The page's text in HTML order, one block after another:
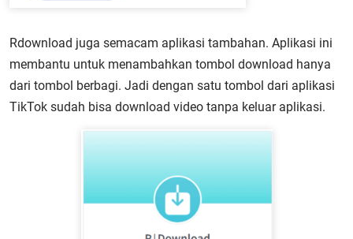
Rdownload juga semacam aplikasi tambahan. Aplikasi ini
membantu untuk menambahkan tombol download hanya
dari tombol berbagi. Jadi dengan satu tombol dari aplikasi
TikTok sudah bisa download video tanpa keluar aplikasi.